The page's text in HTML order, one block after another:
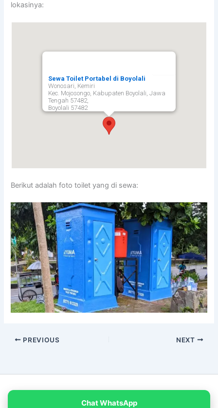
lokasinya:
Sewa Toilet Portabel di Boyolali
Wonosari, Kemiri
Kec. Mojosongo, Kabupaten Boyolali, Jawa
Tengah 57482,
Boyolali 57482
Berikut adalah foto toilet yang di sewa:
PREVIOUS NEXT
Chat WhatsApp